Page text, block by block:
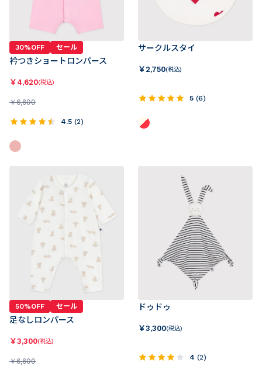
30%OFF セール
衿つきショートロンパース
￥ 4,620(税込)
￥6,600
4.5 (2)
サークルスタイ
￥2,750(税込)
5 (6)
50%OFF セール
足なしロンパース
￥3,300(税込)
￥6,600
ドゥドゥ
￥3,300(税込)
4 (2)